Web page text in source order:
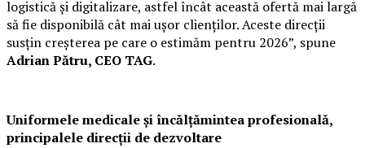
logistică și digitalizare, astfel încât această ofertă mai largă
să fie disponibilă cât mai ușor clienților. Aceste direcții
susțin creșterea pe care o estimăm pentru 2026”, spune
Adrian Pătru, CEO TAG.
Uniformele medicale și încălțămintea profesională,
principalele direcții de dezvoltare